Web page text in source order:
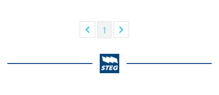
1 (current)